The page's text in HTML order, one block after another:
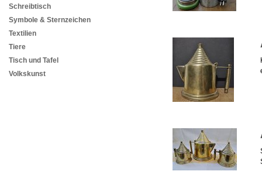
Schreibtisch
Symbole & Sternzeichen
Textilien
Tiere
Tisch und Tafel
Volkskunst